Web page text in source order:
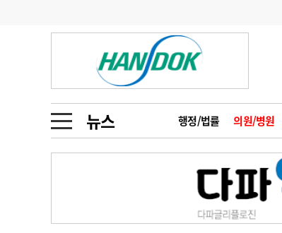
뉴스 행정/법률 의원/병원
금주의 검색
1
의사인력
2
성분명 처
3
AI의료
4
전공의 모
인사
오피니언
인물 초대석
동영상뉴스
포토뉴스
메디 Hospital 지역병원
2026년 하반기 인턴 모집
마취통증의학과 임기제 임상의사